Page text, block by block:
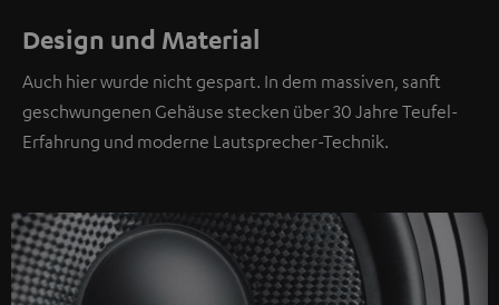
Design und Material
Auch hier wurde nicht gespart. In dem massiven, sanft
geschwungenen Gehäuse stecken über 30 Jahre Teufel-
Erfahrung und moderne Lautsprecher-Technik.